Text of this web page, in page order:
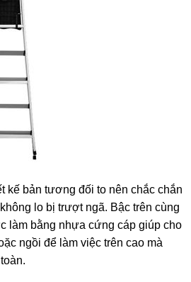
kế bản tương đối to nên chắc chắn
lo bị trượt ngã. Bậc trên cùng
làm bằng nhựa cứng cáp giúp cho
ngồi để làm việc trên cao mà